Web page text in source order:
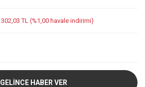
302,03 TL (%1,00 havale indirimi)
GELİNCE HABER VER